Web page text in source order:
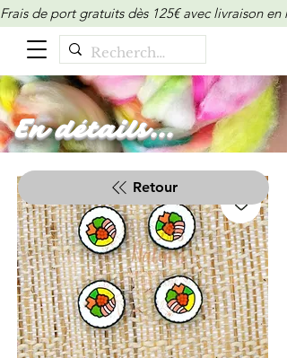
Frais de port gratuits dès 125€ avec livraison
En détails...
Retour